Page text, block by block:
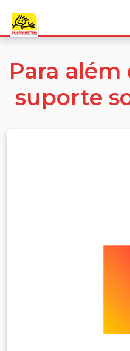
Para
suporte